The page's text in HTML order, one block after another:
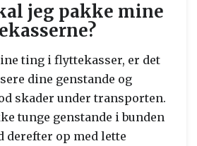
jeg pakke mine
ting i flyttekasser, er det
dine genstande og
skader under transporten.
tunge genstande i bunden
derefter op med lette